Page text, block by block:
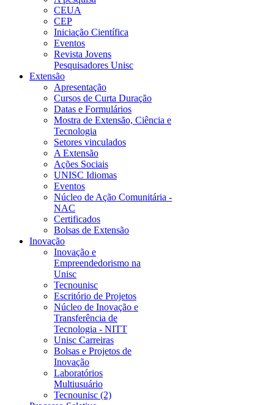
CEUA
CEP
Iniciação Científica
Eventos
Revista Jovens
Pesquisadores Unisc
Extensão
Apresentação
Cursos de Curta Duração
Datas e Formulários
Mostra de Extensão, Ciência e
Tecnologia
Setores vinculados
A Extensão
Ações Sociais
UNISC Idiomas
Eventos
Núcleo de Ação Comunitária -
NAC
Certificados
Bolsas de Extensão
Inovação
Inovação e
Empreendedorismo na
Unisc
Tecnounisc
Escritório de Projetos
Núcleo de Inovação e
Transferência de
Tecnologia - NITT
Unisc Carreiras
Bolsas e Projetos de
Inovação
Laboratórios
Multiusuário
Tecnounisc (2)